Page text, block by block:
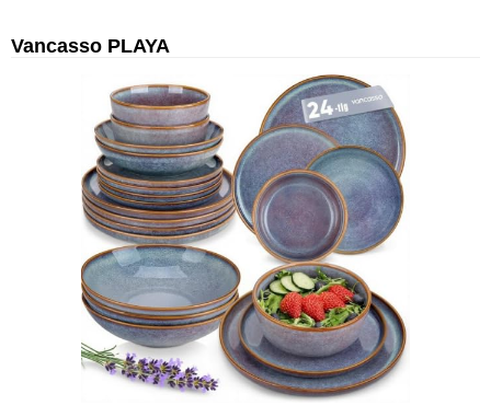
Vancasso PLAYA